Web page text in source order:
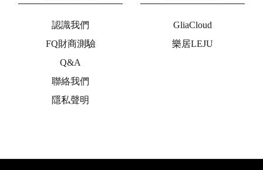
認識我們
FQ財商測驗
Q&A
聯絡我們
隱私聲明
GliaCloud
樂居LEJU